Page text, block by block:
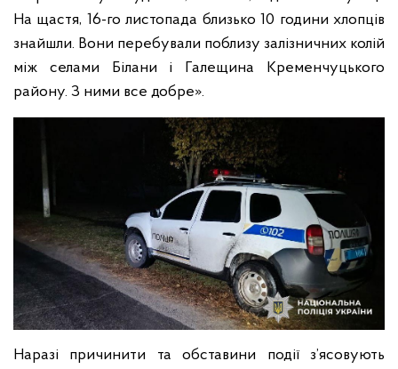
На щастя, 16-го листопада близько 10 години хлопців
знайшли. Вони перебували поблизу залізничних колій
між селами Білани і Галещина Кременчуцького
району. З ними все добре».
Наразі причинити та обставини події з’ясовують